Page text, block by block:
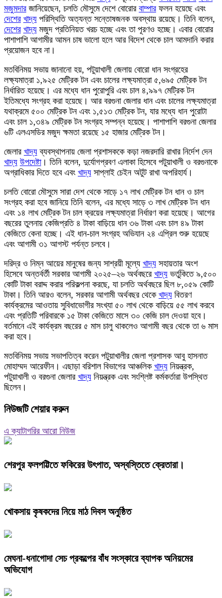
মজুমদারজানিয়েছেন, চলতি মৌসুমে দেশে বোরোর বাম্পারফলন হয়েছে এবং
দেশের খাদ্য পরিস্থিতি অত্যন্ত সন্তোষজনক অবস্থায় রয়েছে। তিনি বলেন,
দেশের খাদ্য মজুদ প্রতিনিয়ত খরচ হচ্ছে এবং তা পূরণও হচ্ছে। এবার বোরোর
পাশাপাশি আগামীর আমন চাষ ভালো হলে আর বিদেশ থেকে চাল আমদানি করার
প্রয়োজন হবে না।
মতবিনিময় সভায় জানানো হয়, পটুয়াখালী জেলায় বোরো ধান সংগ্রহের
লক্ষ্যমাত্রা ১,৯২৫ মেট্রিক টন এবং চালের লক্ষ্যমাত্রা ৫,৬৯৫ মেট্রিক টন
নির্ধারিত হয়েছে। এর মধ্যে ধান পুরোপুরি এবং চাল ৪,৯৯৭ মেট্রিক টন
ইতিমধ্যে সংগ্রহ করা হয়েছে। আর বরগুনা জেলার ধান এবং চালের লক্ষ্যমাত্রা
যথাক্রমে ৫০০ মেট্রিক টন এবং ১,৫১৩ মেট্রিক টন, যার মধ্যে ধান পুরোটা
এবং চাল ১,৩৪৯ মেট্রিক টন সংগ্রহ সম্পন্ন হয়েছে। পাশাপাশি বরগুনা জেলার
৬টি এলএসডির মজুদ ক্ষমতা রয়েছে ১৫ হাজার মেট্রিক টন।
জেলার খাদ্য ব্যবস্থাপনায় জেলা প্রশাসককে কড়া নজরদারি রাখার নির্দেশ দেন
খাদ্য উপদেষ্টা। তিনি বলেন, দুর্যোগপ্রবণ এলাকা হিসেবে পটুয়াখালী ও বরগুনাকে
অগ্রাধিকার দিতে হবে এবং খাদ্য সাপ্লাই চেইন অটুট রাখা অপরিহার্য।
চলতি বোরো মৌসুমে সারা দেশ থেকে সাড়ে ১৭ লাখ মেট্রিক টন ধান ও চাল
সংগ্রহ করা হবে জানিয়ে তিনি বলেন, এর মধ্যে সাড়ে ৩ লাখ মেট্রিক টন ধান
এবং ১৪ লাখ মেট্রিক টন চাল ক্রয়ের লক্ষ্যমাত্রা নির্ধারণ করা হয়েছে। আগের
বছরের তুলনায় কেজিপ্রতি ৪ টাকা বাড়িয়ে ধান ৩৬ টাকা এবং চাল ৪৯ টাকা
কেজিতে কেনা হচ্ছে। এই ধান-চাল সংগ্রহ অভিযান ২৪ এপ্রিল শুরু হয়েছে
এবং আগামী ৩১ আগস্ট পর্যন্ত চলবে।
দরিদ্র ও নিম্ন আয়ের মানুষের জন্য সাশ্রয়ী মূল্যে খাদ্য সহায়তার অংশ
হিসেবে অন্তর্বর্তী সরকার আগামী ২০২৫–২৬ অর্থবছরে খাদ্য ভর্তুকিতে ৯,৫০০
কোটি টাকা বরাদ্দ করার পরিকল্পনা করছে, যা চলতি অর্থবছরে ছিল ৮,০৫৯ কোটি
টাকা। তিনি আরও বলেন, সরকার আগামী অর্থবছর থেকে খাদ্য বিতরণ
কার্যক্রমের আওতায় সুবিধাভোগীর সংখ্যা ৫০ লাখ থেকে বাড়িয়ে ৫৫ লাখ করবে
এবং প্রতিটি পরিবারকে ১৫ টাকা কেজিতে মাসে ৩০ কেজি চাল দেওয়া হবে।
বর্তমানে এই কার্যক্রম বছরের ৫ মাস চালু থাকলেও আগামী বছর থেকে তা ৬ মাস
করা হবে।
মতবিনিময় সভায় সভাপতিত্ব করেন পটুয়াখালীর জেলা প্রশাসক আবু হাসনাত
মোহাম্মদ আরেফীন। এছাড়া বরিশাল বিভাগের আঞ্চলিক খাদ্য নিয়ন্ত্রক,
পটুয়াখালী ও বরগুনা জেলার খাদ্য নিয়ন্ত্রক এবং সংশ্লিষ্ট কর্মকর্তারা উপস্থিত
ছিলেন।
নিউজটি শেয়ার করুন
এ ক্যাটাগরির আরো নিউজ
শেরপুর ফলপট্টিতে ফকিরের উৎপাত, অস্বস্তিতে ক্রেতারা।
খোকসায় কৃষকদের নিয়ে মাঠ দিবস অনুষ্ঠিত
মেঘনা-ধনাগোদা সেচ প্রকল্পের বাঁধ সংস্কারে ব্যাপক অনিয়মের
অভিযোগ